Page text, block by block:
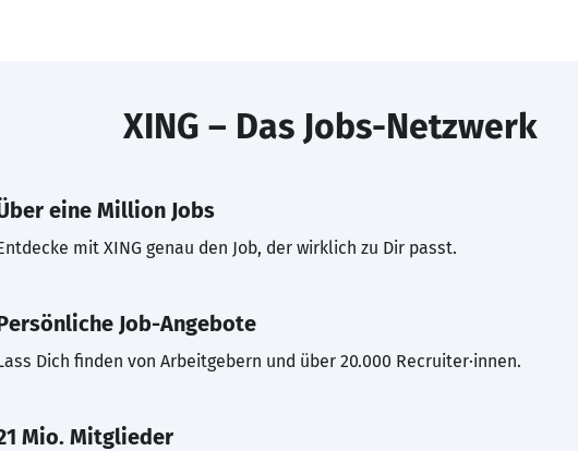
XING – Das Jobs-Netzwerk
eine Million Jobs
mit XING genau den Job, der wirklich zu Dir passt.
Job-Angebote
Dich finden von Arbeitgebern und über 20.000 Recruiter·innen.
Mio. Mitglieder